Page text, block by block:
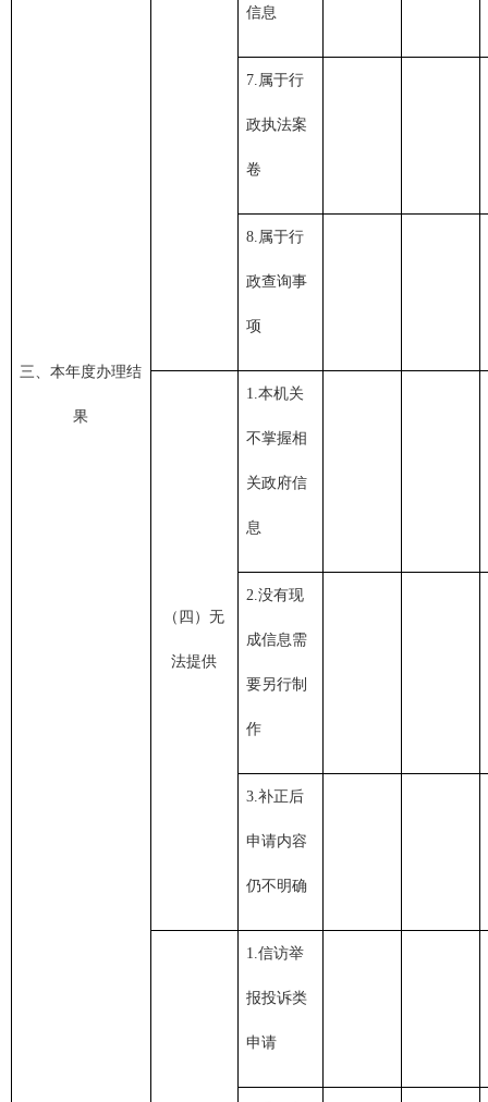
三、本年度办理结
果
信息
7.属于行
政执法案
卷
8.属于行
政查询事
项
（四）无
法提供
1.本机关
不掌握相
关政府信
息
2.没有现
成信息需
要另行制
作
3.补正后
申请内容
仍不明确
1.信访举
报投诉类
申请